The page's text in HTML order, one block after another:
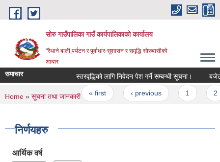
Skip to main content
सोरु गाउँपालिका गाउँ कार्यपालिकाको कार्यालय
"रैथाने बाली,पर्यटन र पूर्वाधारःसुशासन र समृद्धि सोरुबासीको
आधार
समाचार स्तरवृद्धिको लागि निवेदन पेश गर्ने सम्बन्धी सूचना। बजेट
Pages
« first ‹ previous
You are here
Home » सूचना तथा जानकारी» निर्णयहरु
निर्णयहरु
आर्थिक वर्ष